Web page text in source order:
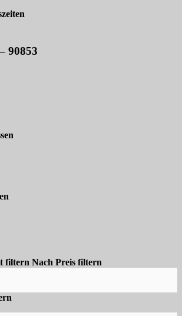
90853
filtern Nach Preis filtern